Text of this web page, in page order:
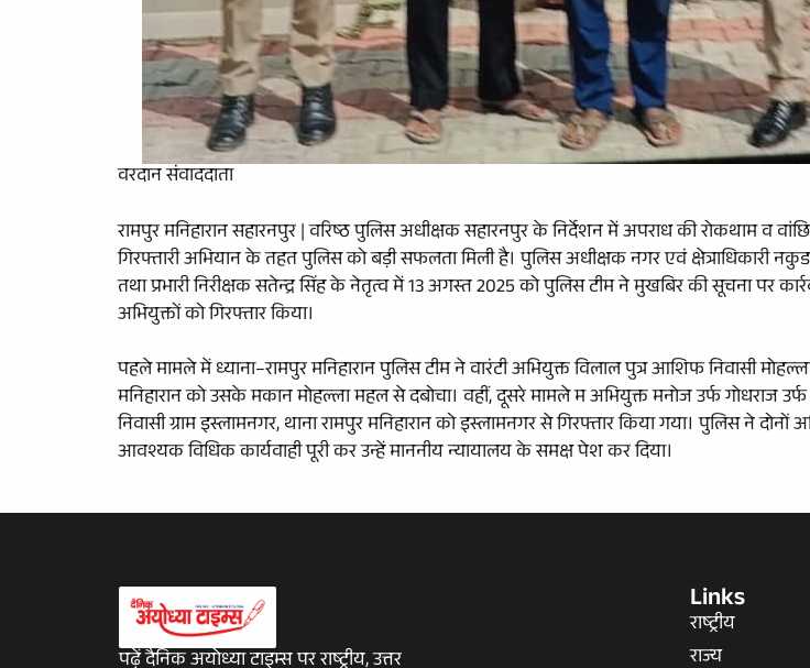
वरदान संवाददाता
रामपुर मनिहारान सहारनपुर | वरिष्ठ पुलिस अधीक्षक सहारनपुर के निर्देशन में अपराध की रोकथाम व
गिरफ्तारी अभियान के तहत पुलिस को बड़ी सफलता मिली है। पुलिस अधीक्षक नगर एवं क्षेत्राधिकारी
तथा प्रभारी निरीक्षक सतेन्द्र सिंह के नेतृत्व में 13 अगस्त 2025 को पुलिस टीम ने मुखबिर की सूचना पर
अभियुक्तों को गिरफ्तार किया।
पहले मामले में ध्याना–रामपुर मनिहारान पुलिस टीम ने वारंटी अभियुक्त विलाल पुत्र आशिफ निवासी
मनिहारान को उसके मकान मोहल्ला महल से दबोचा। वहीं, दूसरे मामले म अभियुक्त मनोज उर्फ गोधराज उर्फ
निवासी ग्राम इस्लामनगर, थाना रामपुर मनिहारान को इस्लामनगर से गिरफ्तार किया गया। पुलिस ने दोनों
आवश्यक विधिक कार्यवाही पूरी कर उन्हें माननीय न्यायालय के समक्ष पेश कर दिया।
Links
राष्ट्रीय
राज्य